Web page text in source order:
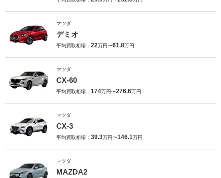
マツダ
デミオ
平均買取相場： 22万円〜61.8万円
マツダ
CX-60
平均買取相場： 174万円〜276.6万円
マツダ
CX-3
平均買取相場： 39.3万円〜146.1万円
マツダ
MAZDA2